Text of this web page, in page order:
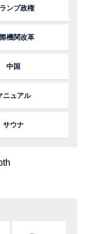
ランプ政権
機関改革
中国
ニュアル
サウナ